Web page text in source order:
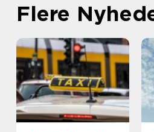
Flere